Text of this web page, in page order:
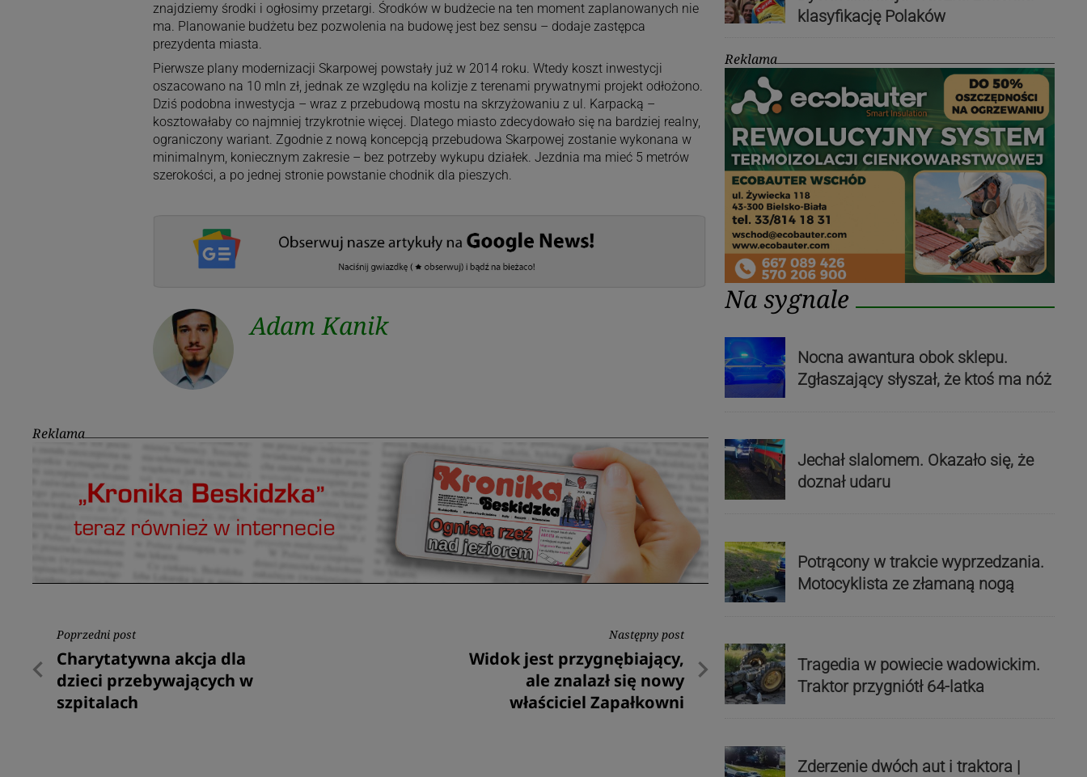
znajdziemy środki i ogłosimy przetargi. Środków w budżecie na ten moment zaplanowanych nie
ma. Planowanie budżetu bez pozwolenia na budowę jest bez sensu – dodaje zastępca
prezydenta miasta.
Pierwsze plany modernizacji Skarpowej powstały już w 2014 roku. Wtedy koszt inwestycji
oszacowano na 10 mln zł, jednak ze względu na kolizje z terenami prywatnymi projekt odłożono.
Dziś podobna inwestycja – wraz z przebudową mostu na skrzyżowaniu z ul. Karpacką –
kosztowałaby co najmniej trzykrotnie więcej. Dlatego miasto zdecydowało się na bardziej realny,
ograniczony wariant. Zgodnie z nową koncepcją przebudowa Skarpowej zostanie wykonana w
minimalnym, koniecznym zakresie – bez potrzeby wykupu działek. Jezdnia ma mieć 5 metrów
szerokości, a po jednej stronie powstanie chodnik dla pieszych.
Adam Kanik
Reklama
Nawigacja
wpisu
Poprzedni post
Poprzedni
post
Charytatywna akcja dla
dzieci przebywających w
szpitalach
Następny post
Następny
Widok jest przygnębiający,
ale znalazł się nowy
właściciel Zapałkowni
klasyfikację Polaków
Reklama
Na sygnale
Nocna awantura obok sklepu.
Zgłaszający słyszał, że ktoś ma nóż
Jechał slalomem. Okazało się, że
doznał udaru
Potrącony w trakcie wyprzedzania.
Motocyklista ze złamaną nogą
Tragedia w powiecie wadowickim.
Traktor przygniótł 64-latka
Zderzenie dwóch aut i traktora |